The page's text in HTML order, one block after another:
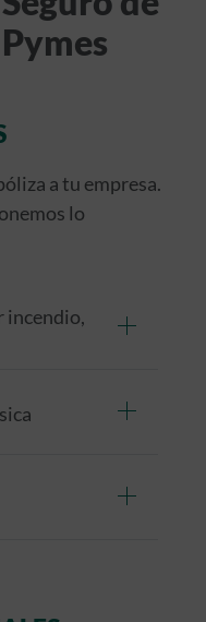
a tu empresa.
lo
incendio,